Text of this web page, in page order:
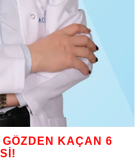
KAÇAN 6